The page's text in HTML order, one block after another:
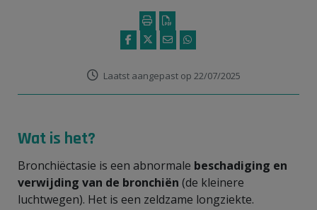
Laatst aangepast op 22/07/2025
Wat is het?
Bronchiëctasie is een abnormale beschadiging en
verwijding van de bronchiën (de kleinere
luchtwegen). Het is een zeldzame longziekte.